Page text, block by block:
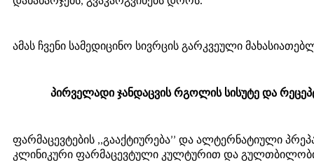
ამას ჩვენი სამედიცინო სივრცის გარკვეული
პირველადი ჯანდაცვის რგოლის სისუტე და
ფარმაცევტების ,,გააქტიურება’’ და ალტერნატიული
კლინიკური ფარმაცევტული კულტურით და